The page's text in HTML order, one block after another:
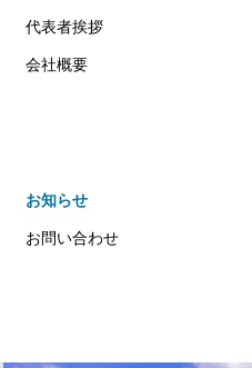
代表者挨拶
会社概要
お知らせ
お問い合わせ